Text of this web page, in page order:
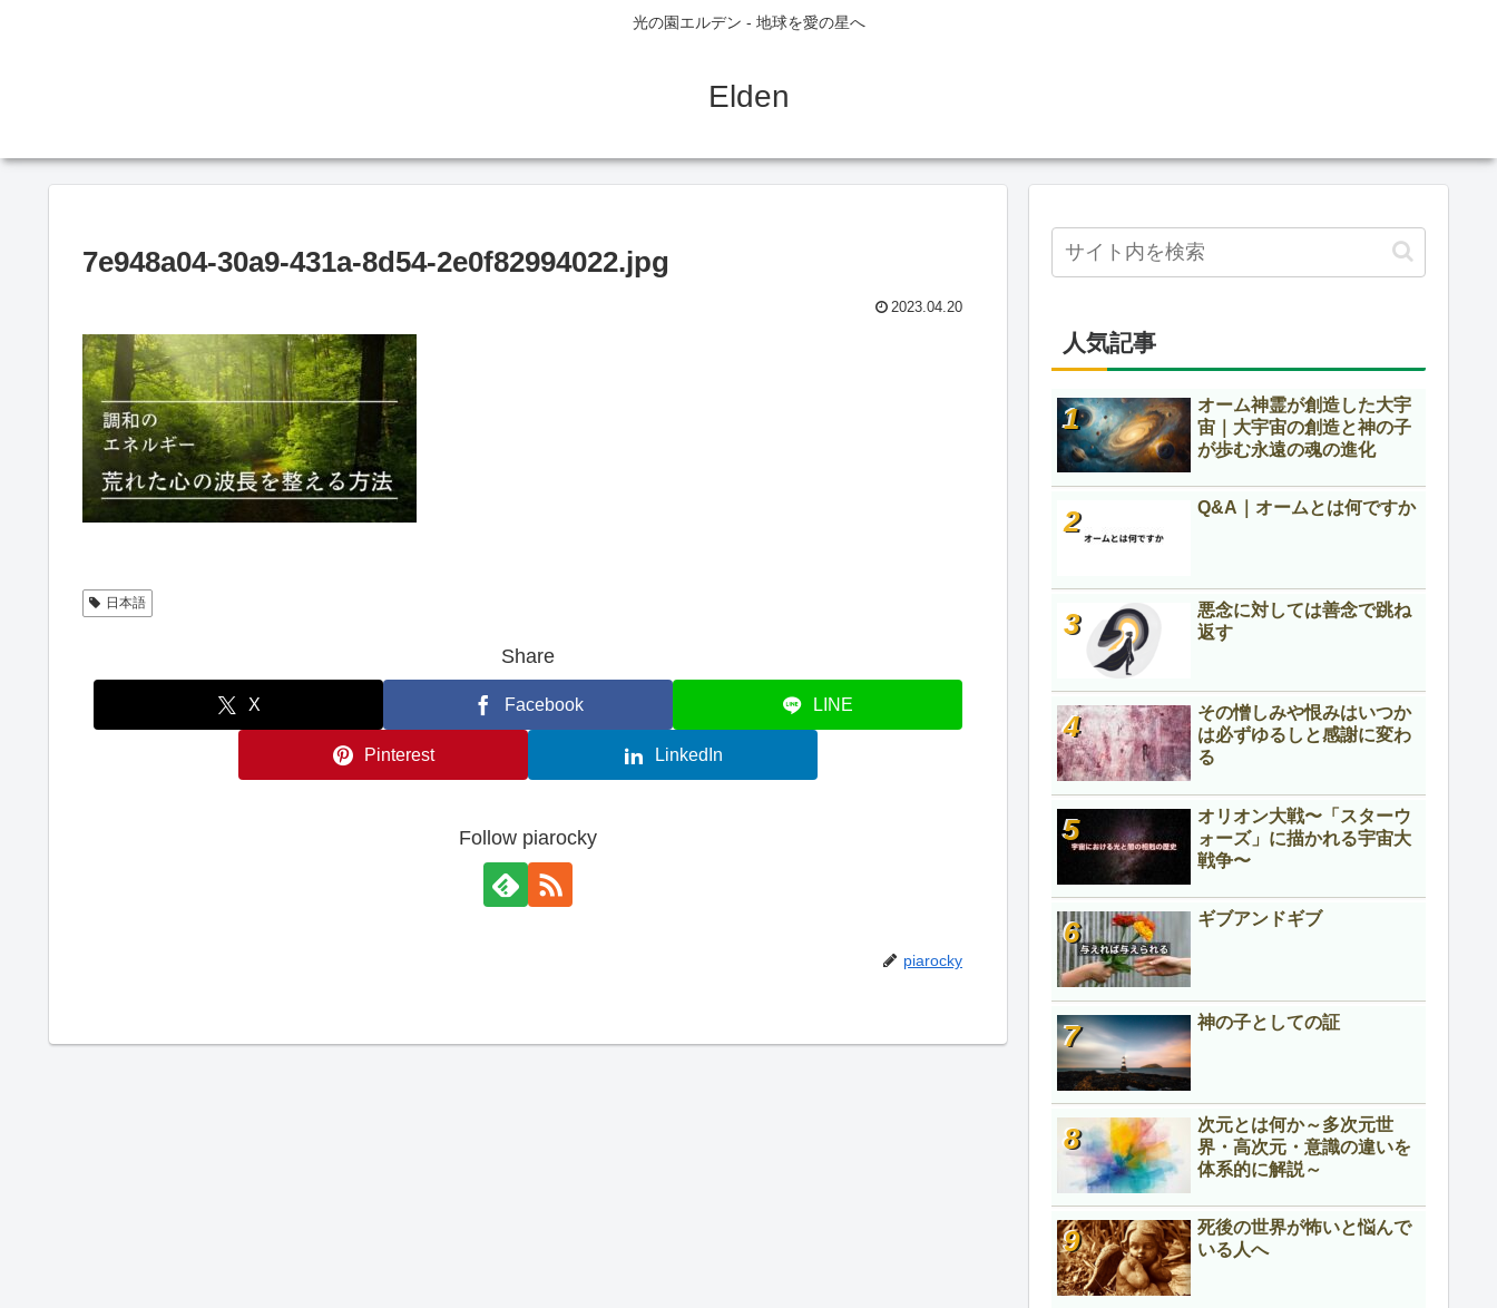
光の園エルデン - 地球を愛の星へ
Elden
7e948a04-30a9-431a-8d54-2e0f82994022.jpg
2023.04.20
日本語
Share
X Facebook LINE
Pinterest LinkedIn
Follow piarocky
piarocky
人気記事
オーム神霊が創造した大宇
宙｜大宇宙の創造と神の子
が歩む永遠の魂の進化
Q&A｜オームとは何ですか
悪念に対しては善念で跳ね
返す
その憎しみや恨みはいつか
は必ずゆるしと感謝に変わ
る
オリオン大戦〜「スターウ
ォーズ」に描かれる宇宙大
戦争〜
ギブアンドギブ
神の子としての証
次元とは何か～多次元世
界・高次元・意識の違いを
体系的に解説～
死後の世界が怖いと悩んで
いる人へ